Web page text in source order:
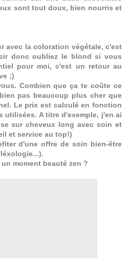
sont tout doux, bien nourris et
avec la coloration végétale, c'est
donc oubliez le blond si vous
pour moi, c'est un retour au
;)
Combien que ça te coûte ce
pas beaucoup plus cher que
Le prix est calculé en fonction
utilisées. A titre d'exemple, j'en ai
sur cheveux long avec soin et
et service au top!)
d'une offre de soin bien-être
moment beauté zen ?